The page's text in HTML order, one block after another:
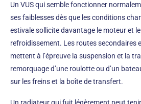
Un VUS qui semble fonctionner
ses faiblesses dès que les conditions
estivale sollicite davantage le moteur et
refroidissement. Les routes secondaires
mettent à l’épreuve la suspension et la
remorquage d’une roulotte ou d’un
sur les freins et la boîte de transfert.